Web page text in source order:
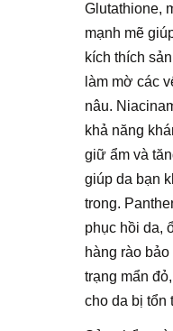
Glutathione,
mạnh mẽ
kích thích
làm mờ các
nâu.
khả năng
giữ ẩm và
giúp da bạn
trong.
phục hồi da,
hàng rào
trạng mẩn
cho da bị tổn